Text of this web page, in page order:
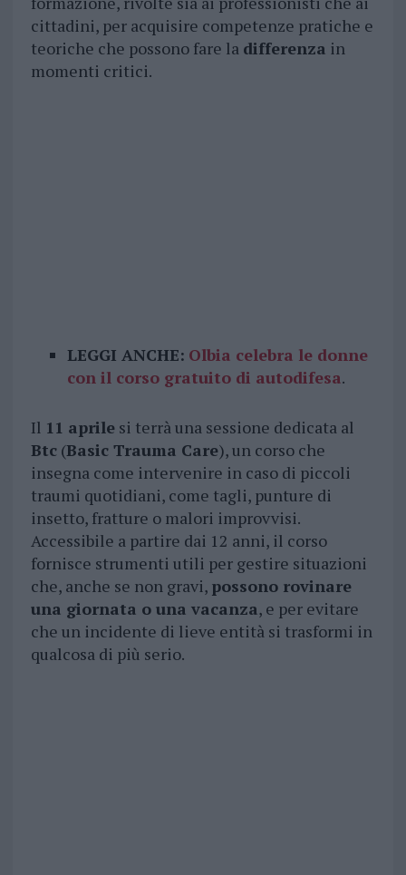
cittadini, per acquisire competenze pratiche e
teoriche che possono fare la differenza in
momenti critici.
LEGGI ANCHE: Olbia celebra le donne
con il corso gratuito di autodifesa.
Il 11 aprilesi terrà una sessione dedicata al
Btc(Basic Trauma Care), un corso che
insegna come intervenire in caso di piccoli
traumi quotidiani, come tagli, punture di
insetto, fratture o malori improvvisi.
Accessibile a partire dai 12 anni, il corso
fornisce strumenti utili per gestire situazioni
che, anche se non gravi, possono rovinare
una giornata o una vacanza, e per evitare
che un incidente di lieve entità si trasformi in
qualcosa di più serio.